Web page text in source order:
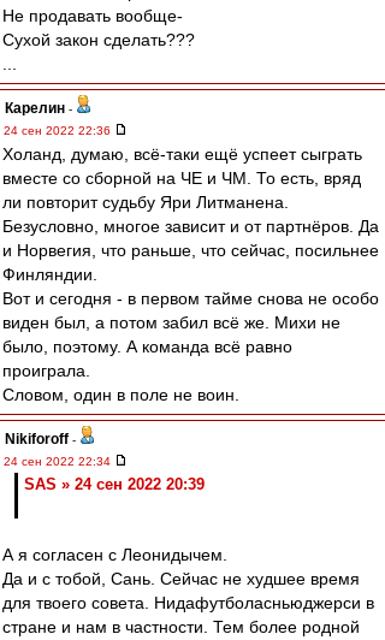
Не продавать вообще-
Сухой закон сделать???
Карелин -
24 сен 2022 22:36
Холанд, думаю, всё-таки ещё успеет сыграть
вместе со сборной на ЧЕ и ЧМ. То есть, вряд
ли повторит судьбу Яри Литманена.
Безусловно, многое зависит и от партнёров. Да
и Норвегия, что раньше, что сейчас, посильнее
Финляндии.
Вот и сегодня - в первом тайме снова не особо
виден был, а потом забил всё же. Михи не
было, поэтому. А команда всё равно
проиграла.
Словом, один в поле не воин.
Nikiforoff -
24 сен 2022 22:34
SAS » 24 сен 2022 20:39
А я согласен с Леонидычем.
Да и с тобой, Сань. Сейчас не худшее время
для твоего совета. Нидафутболасньюджерси в
стране и нам в частности. Тем более родной